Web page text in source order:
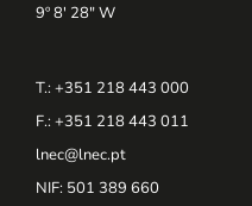
9º 8' 28" W
T.: +351 218 443 000
F.: +351 218 443 011
lnec@lnec.pt
NIF: 501 389 660